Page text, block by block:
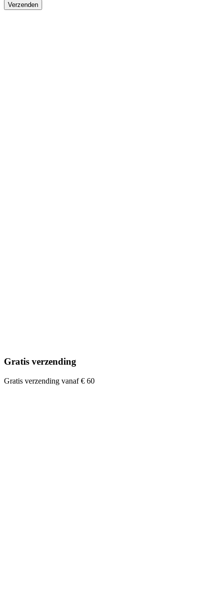
Verzenden
Gratis verzending
Gratis verzending vanaf € 60